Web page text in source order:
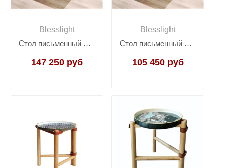
Blesslight
Стол письменный Carson
147 250 руб
Blesslight
Стол письменный Carson M
105 450 руб